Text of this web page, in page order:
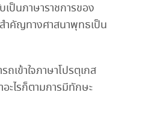
ป็นภาษาราชการของ
ำคัญทางศาสนาพุทธเป็น
เข้าใจภาษาโปรตุเกส
ะไรก็ตามการมีทักษะ